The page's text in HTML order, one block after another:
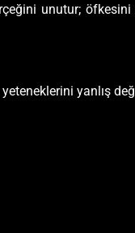
unutur;
yanlış